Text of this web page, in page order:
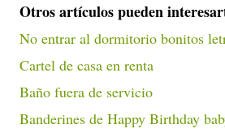
Otros artículos pueden
No entrar al dormitorio bonitos
Cartel de casa en renta
Baño fuera de servicio
Banderines de Happy Birthday